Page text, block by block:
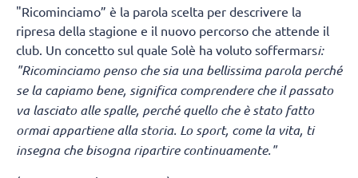
"Ricominciamo” è la parola scelta per descrivere la
ripresa della stagione e il nuovo percorso che attende il
club. Un concetto sul quale Solè ha voluto soffermarsi:
"Ricominciamo penso che sia una bellissima parola perché
se la capiamo bene, significa comprendere che il passato
va lasciato alle spalle, perché quello che è stato fatto
ormai appartiene alla storia. Lo sport, come la vita, ti
insegna che bisogna ripartire continuamente."